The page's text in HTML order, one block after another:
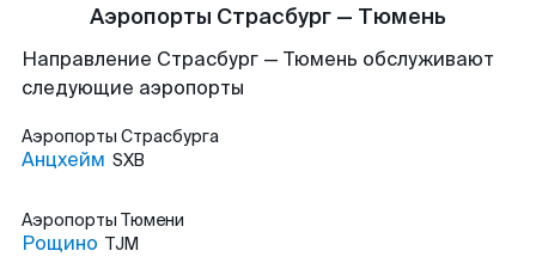
Аэропорты Страсбург — Тюмень
Направление Страсбург — Тюмень обслуживают
следующие аэропорты
Аэропорты Страсбурга
Анцхейм SXB
Аэропорты Тюмени
Рощино TJM